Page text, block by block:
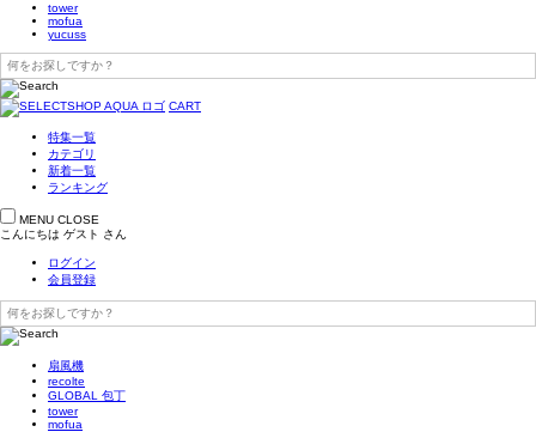
tower
mofua
yucuss
CART
特集一覧
カテゴリ
新着一覧
ランキング
MENU CLOSE
こんにちは ゲスト さん
ログイン
会員登録
扇風機
recolte
GLOBAL 包丁
tower
mofua